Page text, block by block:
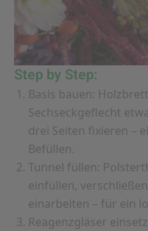
Step by Step:
Basis bauen:
Sechseckgeflecht
drei Seiten fixieren –
Befüllen.
Tunnel füllen:
einfüllen,
einarbeiten – für ein
Reagenzgläser